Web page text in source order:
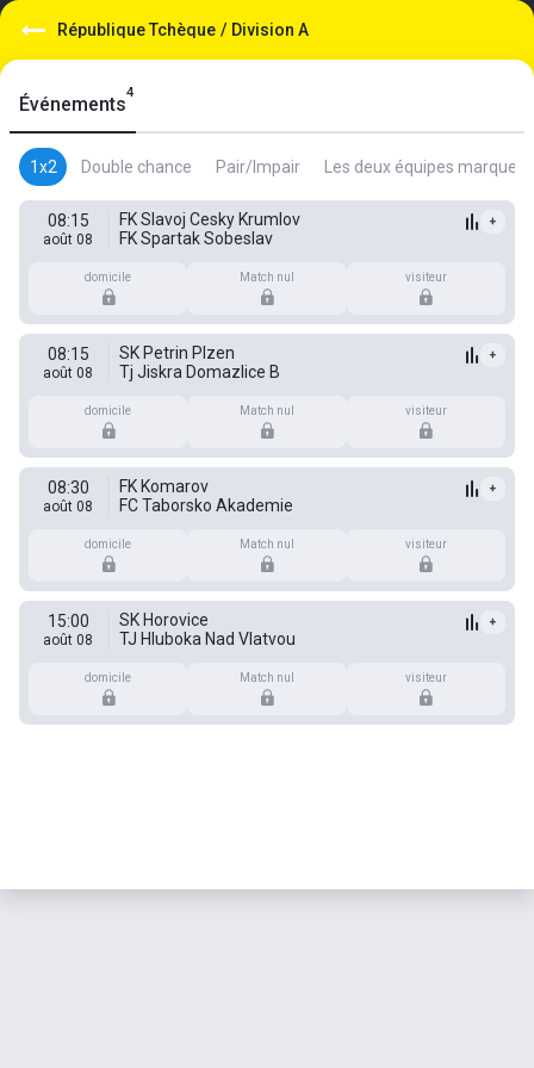
République Tchèque / Division A
Événements
4
1x2 Double chance Pair/Impair Les deux équipes marquent
08:15
août 08
FK Slavoj Cesky Krumlov
FK Spartak Sobeslav
+
domicile Match nul visiteur
08:15
août 08
SK Petrin Plzen
Tj Jiskra Domazlice B
+
domicile Match nul visiteur
08:30
août 08
FK Komarov
FC Taborsko Akademie
+
domicile Match nul visiteur
15:00
août 08
SK Horovice
TJ Hluboka Nad Vlatvou
+
domicile Match nul visiteur